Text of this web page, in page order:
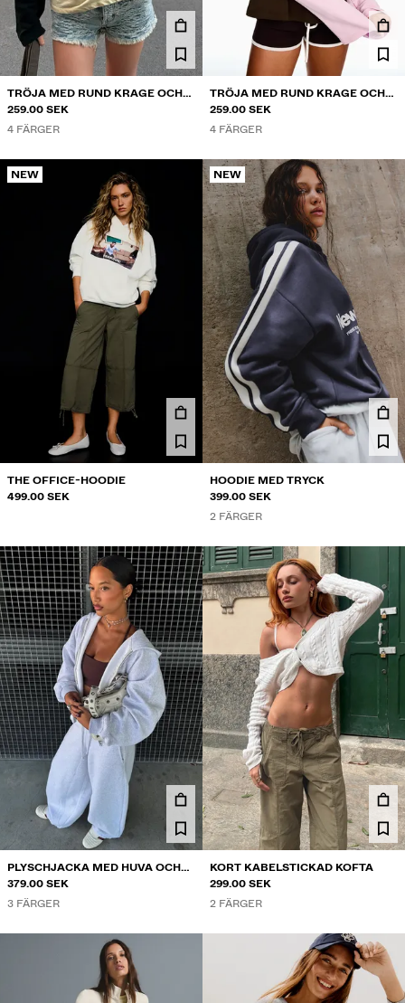
TRÖJA MED RUND KRAGE OCH
RAGLANÄRM
259.00 SEK
4 FÄRGER
TRÖJA MED RUND KRAGE OCH
RAGLANÄRM
259.00 SEK
4 FÄRGER
NEW
THE OFFICE-HOODIE
499.00 SEK
NEW
HOODIE MED TRYCK
399.00 SEK
2 FÄRGER
PLYSCHJACKA MED HUVA OCH
DRAGKEDJA
379.00 SEK
3 FÄRGER
KORT KABELSTICKAD KOFTA
299.00 SEK
2 FÄRGER
OCH KOFTOR
SETS
DAGAR PÅ REAN
PRICES
MUSIC
YOUR FAN ERA
PRESENTKORT MMBRS NEWSLETTER HJÄLP